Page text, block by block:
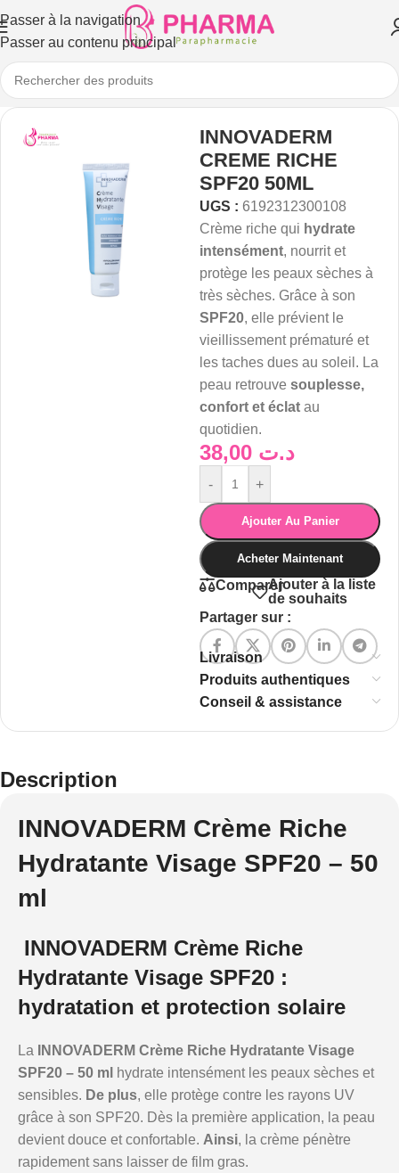
Passer à la navigation
Passer au contenu principal
INNOVADERM
CREME RICHE
SPF20 50ML
UGS : 6192312300108
Crème riche qui hydrate
intensément, nourrit et
protège les peaux sèches à
très sèches. Grâce à son
SPF20, elle prévient le
vieillissement prématuré et
les taches dues au soleil. La
peau retrouve souplesse,
confort et éclat au
quotidien.
د.ت
- +
Ajouter Au Panier
Acheter Maintenant
ComparerAjouter à la liste
de souhaits
Partager sur :
Livraison
Produits authentiques
Conseil & assistance
Description
INNOVADERM Crème Riche
Hydratante Visage SPF20 – 50
ml
INNOVADERM Crème Riche
Hydratante Visage SPF20 :
hydratation et protection solaire
La
INNOVADERM Crème Riche Hydratante Visage
SPF20 – 50 ml hydrate intensément les peaux sèches et
sensibles. De plus, elle protège contre les rayons UV
grâce à son SPF20. Dès la première application, la peau
devient douce et confortable. Ainsi, la crème pénètre
rapidement sans laisser de film gras.